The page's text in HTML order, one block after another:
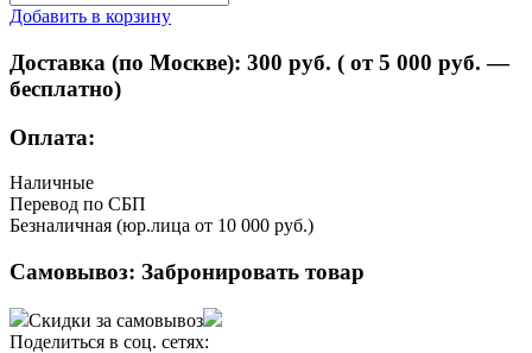
Добавить в корзину
Доставка (по Москве): 300 руб. ( от 5 000 руб. —
бесплатно)
Оплата:
Наличные
Перевод по СБП
Безналичная (юр.лица от 10 000 руб.)
Самовывоз: Забронировать товар
Скидки за самовывоз
Поделиться в соц. сетях: